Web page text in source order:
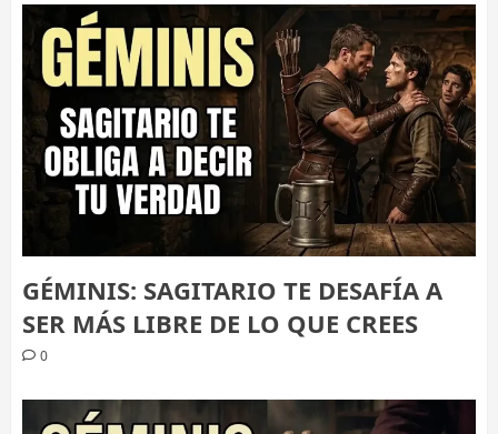
GÉMINIS: SAGITARIO TE DESAFÍA A
SER MÁS LIBRE DE LO QUE CREES
0